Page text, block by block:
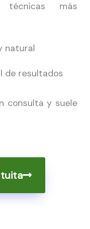
más
natural
de resultados
consulta y suele